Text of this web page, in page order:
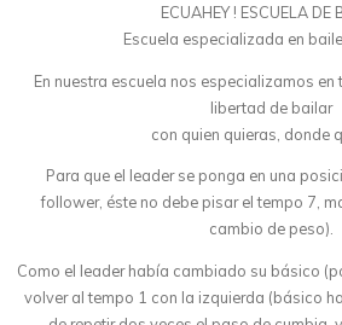
ECUAHEY ! ESCUELA DE
Escuela especializada en
En nuestra escuela nos especializamos
libertad de bailar
con quien quieras, donde
Para que el leader se ponga en una
follower, éste no debe pisar el tempo 7,
cambio de peso).
Como el leader había cambiado su básico
volver al tempo 1 con la izquierda (básico